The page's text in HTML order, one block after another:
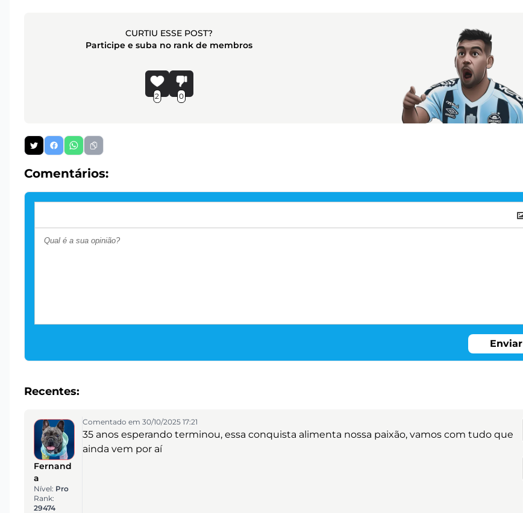
CURTIU ESSE POST?
Participe e suba no rank de membros
2 0
Comentários:
Enviar
Recentes:
Fernand
a
Nível: Pro
Rank:
29474
Comentado em 30/10/2025 17:21
35 anos esperando terminou, essa conquista alimenta nossa paixão, vamos com tudo que
ainda vem por aí